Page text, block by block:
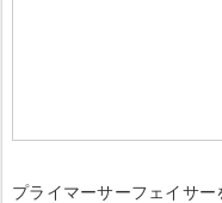
プライマーサーフェイサ